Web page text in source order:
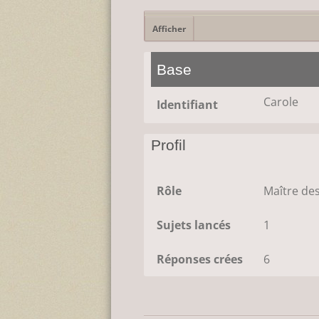
Afficher
Base
Identifiant Carole
Profil
Rôle Maître
Sujets lancés 1
Réponses crées 6